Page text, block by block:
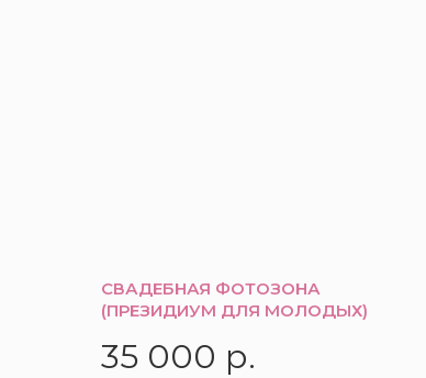
СВАДЕБНАЯ ФОТОЗОНА
(ПРЕЗИДИУМ ДЛЯ МОЛОДЫХ)
35 000 р.